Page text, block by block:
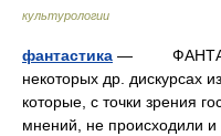
культурологии
фантастика —
некоторых др. дискурсах
которые, с точки зрения
мнений, не происходили и